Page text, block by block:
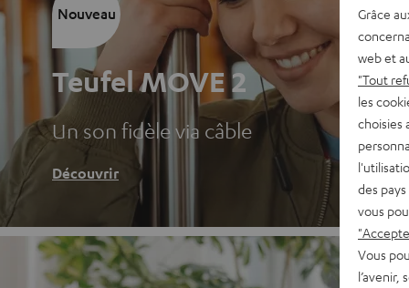
Teufel MOVE 2
Un son fidèle via câble
Découvrir
Nouveau
Grâce
web et
"Tout
les
choisies
des
vous
Vous
l’avenir,